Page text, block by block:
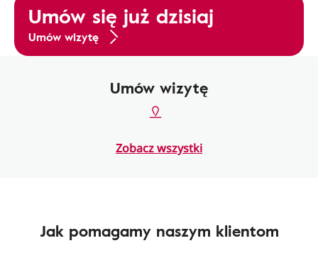
Umów się już dzisiaj
Umów wizytę
Umów wizytę
Zobacz wszystki
Jak pomagamy naszym klientom